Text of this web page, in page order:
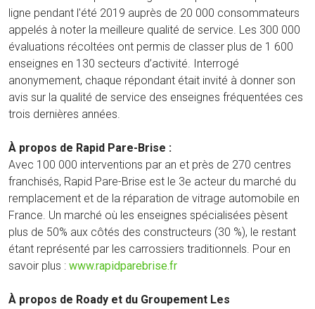
ligne pendant l'été 2019 auprès de 20 000 consommateurs
appelés à noter la meilleure qualité de service. Les 300 000
évaluations récoltées ont permis de classer plus de 1 600
enseignes en 130 secteurs d’activité. Interrogé
anonymement, chaque répondant était invité à donner son
avis sur la qualité de service des enseignes fréquentées ces
trois dernières années.
À propos de Rapid Pare-Brise :
Avec 100 000 interventions par an et près de 270 centres
franchisés, Rapid Pare-Brise est le 3e acteur du marché du
remplacement et de la réparation de vitrage automobile en
France. Un marché où les enseignes spécialisées pèsent
plus de 50% aux côtés des constructeurs (30 %), le restant
étant représenté par les carrossiers traditionnels. Pour en
savoir plus : www.rapidparebrise.fr
À propos de Roady et du Groupement Les